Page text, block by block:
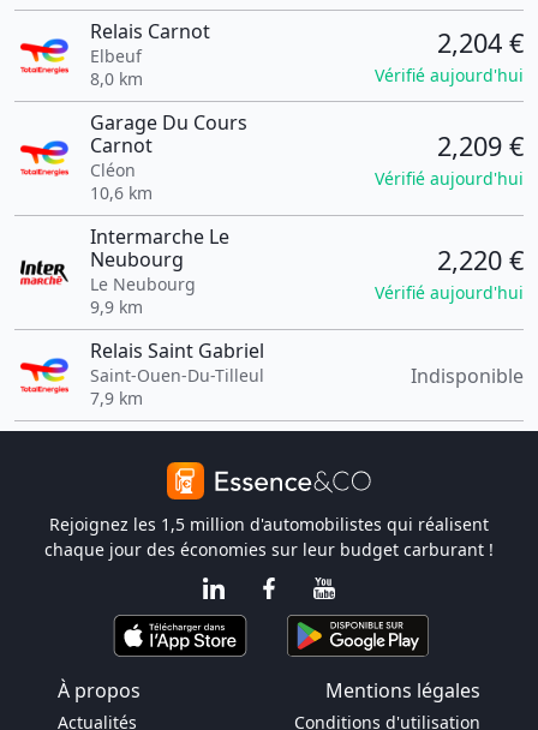
Relais Carnot
Elbeuf
8,0 km
2,204 €
Vérifié aujourd'hui
Garage Du Cours
Carnot
Cléon
10,6 km
2,209 €
Vérifié aujourd'hui
Intermarche Le
Neubourg
Le Neubourg
9,9 km
2,220 €
Vérifié aujourd'hui
Relais Saint Gabriel
Saint-Ouen-Du-Tilleul
7,9 km
Indisponible
Rejoignez les 1,5 million d'automobilistes qui réalisent
chaque jour des économies sur leur budget carburant !
À propos Mentions légales
Actualités Conditions d'utilisation